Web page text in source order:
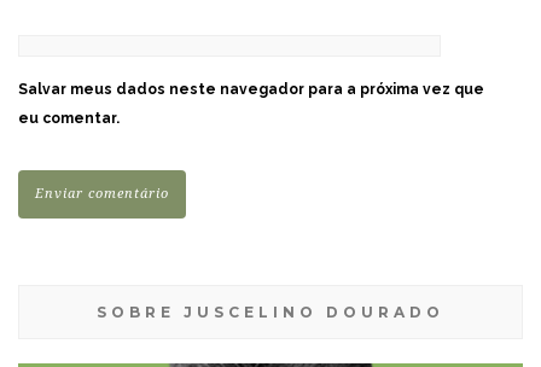
Salvar meus dados neste navegador para a próxima vez que
eu comentar.
SOBRE JUSCELINO DOURADO